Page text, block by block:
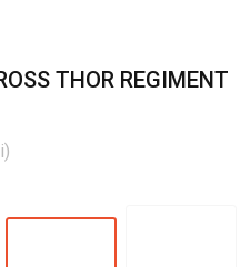
THOR REGIMENT
)